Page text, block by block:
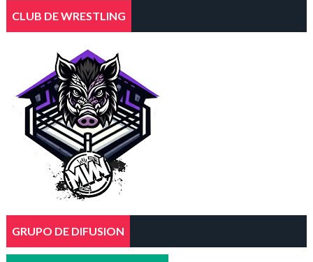
CLUB DE WRESTLING
GRUPO DE DIFUSION